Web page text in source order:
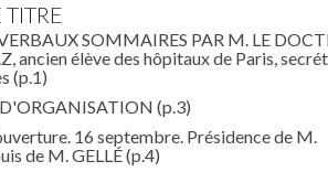
TITRE
SOMMAIRES PAR M. LE
ancien élève des hôpitaux de Paris,
(p.1)
(p.3)
16 septembre. Présidence de M.
de M. GELLÉ(p.4)